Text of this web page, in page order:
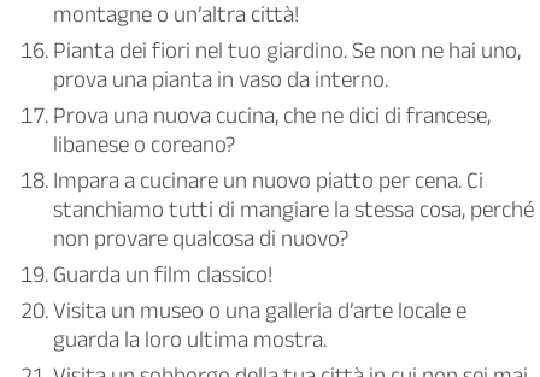
montagne o un’altra città!
Pianta dei fiori nel tuo giardino. Se non ne hai uno,
prova una pianta in vaso da interno.
Prova una nuova cucina, che ne dici di francese,
libanese o coreano?
Impara a cucinare un nuovo piatto per cena. Ci
stanchiamo tutti di mangiare la stessa cosa, perché
non provare qualcosa di nuovo?
Guarda un film classico!
Visita un museo o una galleria d’arte locale e
guarda la loro ultima mostra.